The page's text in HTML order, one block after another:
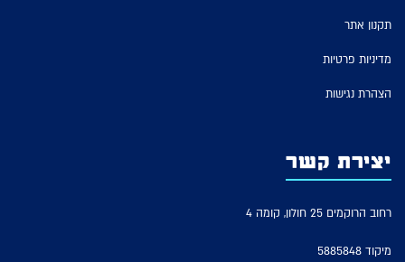
תקנון אתר
מדיניות פרטיות
הצהרת נגישות
יצירת קשר
רחוב הרוקמים 25 חולון, קומה 4
מיקוד 5885848